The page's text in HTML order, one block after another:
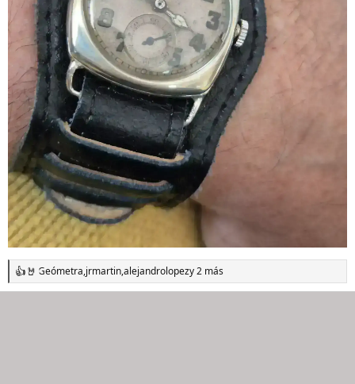
R
e
Geómetra,jrmartin,alejandrolopezy 2 más